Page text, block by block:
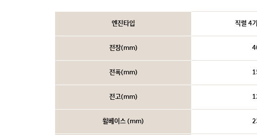
엔진타입 직렬 4
전장(mm)
전폭(mm)
전고(mm)
휠베이스 (mm)